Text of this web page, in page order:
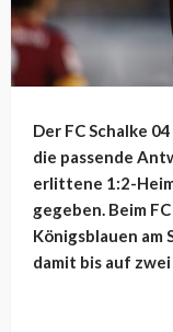
Der FC Schalke
die passende
erlittene 1:2-
gegeben. Beim
Königsblauen am
damit bis auf